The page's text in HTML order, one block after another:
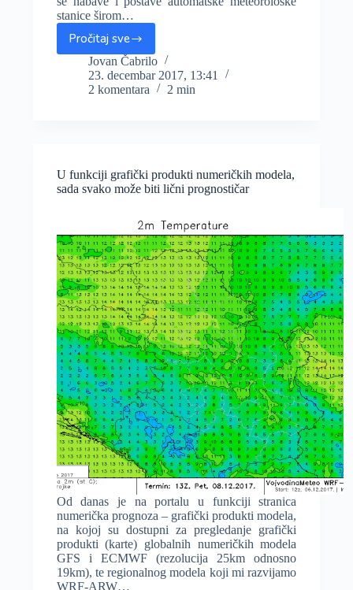
stanice širom…
Pročitaj svePrikupljena
sredstva
–
postavlja
do
proleća
stanica
Jovan Čabrilo
23. decembar 2017, 13:41
2 komentara
2 min
U funkciji grafički produkti numeričkih modela,
sada svako može biti lični prognostičar
Od danas je na portalu u funkciji stranica
numerička prognoza – grafički produkti modela,
na kojoj su dostupni za pregledanje grafički
produkti (karte) globalnih numeričkih modela
GFS i ECMWF (rezolucija 25km odnosno
19km), te regionalnog modela koji mi razvijamo
WRF-ARW…